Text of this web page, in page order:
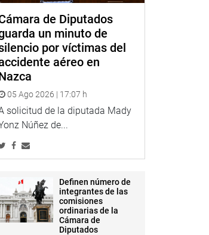
de Diputados
un minuto de
por víctimas del
aéreo en
05 Ago 2026 | 17:07 h
solicitud de la diputada Mady
Núñez de...
Definen número de
integrantes de las
comisiones
ordinarias de la
Cámara de
Diputados